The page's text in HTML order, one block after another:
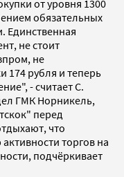
от уровня 1300
обязательных
Единственная
не стоит
не
174 рубля и теперь
- считает С.
ГМК Норникель,
перед
что
торгов на
подчёркивает